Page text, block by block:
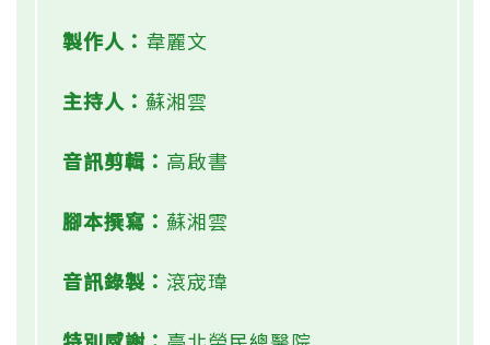
製作人： 韋麗文
主持人： 蘇湘雲
音訊剪輯： 高啟書
腳本撰寫： 蘇湘雲
音訊錄製： 滾宬瑋